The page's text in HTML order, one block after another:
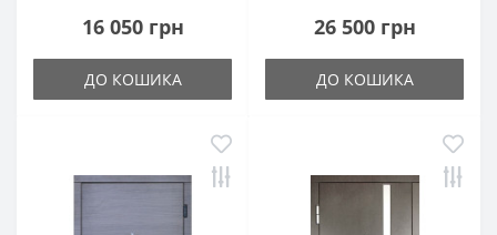
16 050 грн
ДО КОШИКА
26 500 грн
ДО КОШИКА